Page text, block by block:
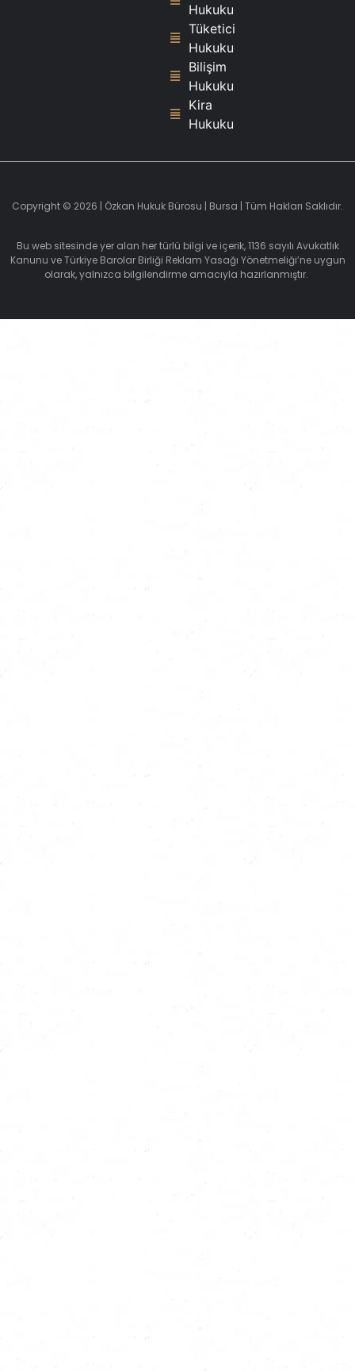
Hukuku
Tüketici
Hukuku
Bilişim
Hukuku
Kira
Hukuku
Copyright © 2026 | Özkan Hukuk Bürosu | Bursa | Tüm Hakları Saklıdır.
Bu web sitesinde yer alan her türlü bilgi ve içerik, 1136 sayılı Avukatlık
Kanunu ve Türkiye Barolar Birliği Reklam Yasağı Yönetmeliği’ne uygun
olarak, yalnızca bilgilendirme amacıyla hazırlanmıştır.